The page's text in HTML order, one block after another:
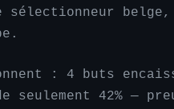
sélectionneur
: 4 buts
seulement 42% —